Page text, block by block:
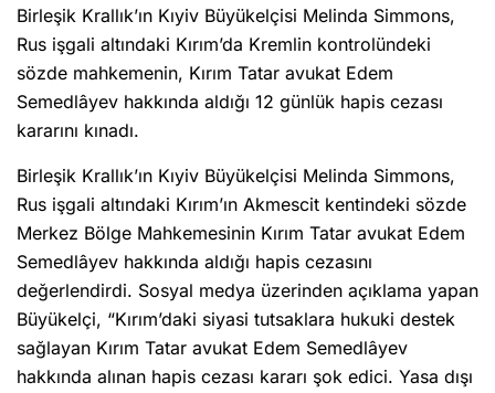
Birleşik Krallık’ın Kıyiv Büyükelçisi Melinda Simmons,
Rus işgali altındaki Kırım’da Kremlin kontrolündeki
sözde mahkemenin, Kırım Tatar avukat Edem
Semedlâyev hakkında aldığı 12 günlük hapis cezası
kararını kınadı.
Birleşik Krallık’ın Kıyiv Büyükelçisi Melinda Simmons,
Rus işgali altındaki Kırım’ın Akmescit kentindeki sözde
Merkez Bölge Mahkemesinin Kırım Tatar avukat Edem
Semedlâyev hakkında aldığı hapis cezasını
değerlendirdi. Sosyal medya üzerinden açıklama yapan
Büyükelçi, “Kırım’daki siyasi tutsaklara hukuki destek
sağlayan Kırım Tatar avukat Edem Semedlâyev
hakkında alınan hapis cezası kararı şok edici. Yasa dışı